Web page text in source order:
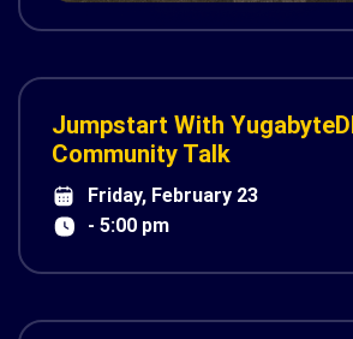
Jumpstart With
Community Talk
Friday, February 23
- 5:00 pm